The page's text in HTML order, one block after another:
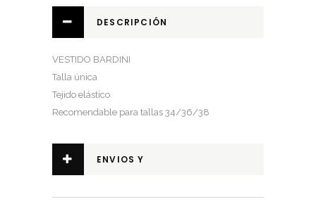
DESCRIPCIÓN
VESTIDO BARDINI
Talla única
Tejido elástico
Recomendable para tallas 34/36/38
ENVIOS Y